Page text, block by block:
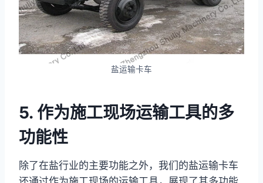
盐运输卡车
5. 作为施工现场运输工具的多
功能性
除了在盐行业的主要功能之外，我们的盐运输卡车